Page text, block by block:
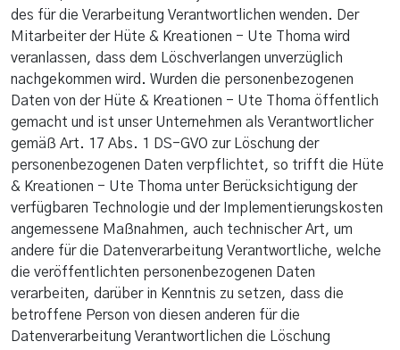
des für die Verarbeitung Verantwortlichen wenden. Der
Mitarbeiter der Hüte & Kreationen - Ute Thoma wird
veranlassen, dass dem Löschverlangen unverzüglich
nachgekommen wird. Wurden die personenbezogenen
Daten von der Hüte & Kreationen - Ute Thoma öffentlich
gemacht und ist unser Unternehmen als Verantwortlicher
gemäß Art. 17 Abs. 1 DS-GVO zur Löschung der
personenbezogenen Daten verpflichtet, so trifft die Hüte
& Kreationen - Ute Thoma unter Berücksichtigung der
verfügbaren Technologie und der Implementierungskosten
angemessene Maßnahmen, auch technischer Art, um
andere für die Datenverarbeitung Verantwortliche, welche
die veröffentlichten personenbezogenen Daten
verarbeiten, darüber in Kenntnis zu setzen, dass die
betroffene Person von diesen anderen für die
Datenverarbeitung Verantwortlichen die Löschung